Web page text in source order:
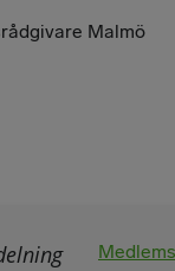
Malmö